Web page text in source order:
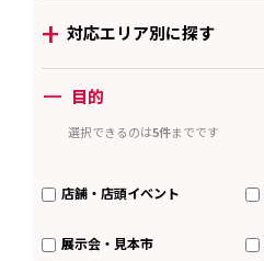
+ 対応エリア別に探す
ー 目的
選択できるのは5件までです
店舗・店頭イベント
展示会・見本市